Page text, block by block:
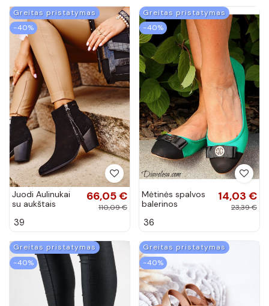
Greitas pristatymas
−40%
Juodi Aulinukai
su aukštais
66,05 €
110,09 €
39
Greitas pristatymas
−40%
Mėtinės spalvos
balerinos
14,03 €
23,39 €
36
Greitas pristatymas
−40%
Greitas pristatymas
−40%